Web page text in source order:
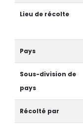
Lieu de récolte
Pays
Sous-division de
pays
Récolté par